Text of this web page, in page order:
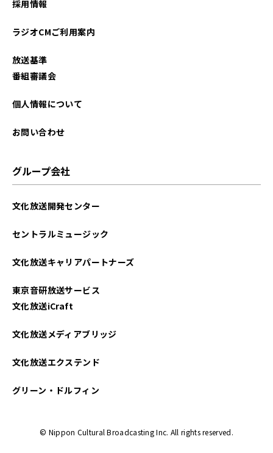
採用情報
ラジオCMご利用案内
放送基準
番組審議会
個人情報について
お問い合わせ
グループ会社
文化放送開発センター
セントラルミュージック
文化放送キャリアパートナーズ
東京音研放送サービス
文化放送iCraft
文化放送メディアブリッジ
文化放送エクステンド
グリーン・ドルフィン
© Nippon Cultural Broadcasting Inc. All rights reserved.